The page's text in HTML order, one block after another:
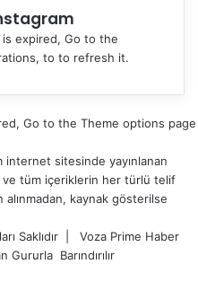
is expired, Go to the
to to refresh it.
Go to the Theme options page
internet sitesinde yayınlanan
ve tüm içeriklerin her türlü telif
alınmadan, kaynak gösterilse
Saklıdır | Voza Prime Haber
Gururla Barındırılır